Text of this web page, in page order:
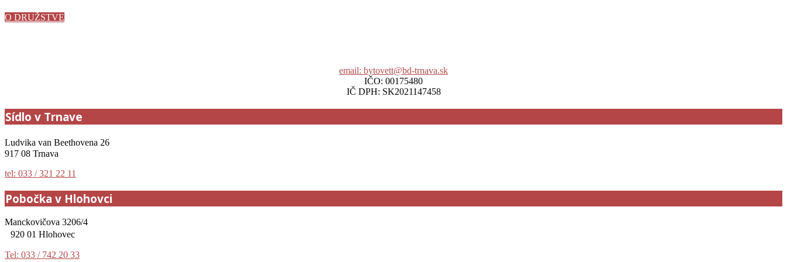
O DRUŽSTVE
email: bytovett@bd-trnava.sk
IČO: 00175480
IČ DPH: SK2021147458
Sídlo v Trnave
Ludvika van Beethovena 26
917 08 Trnava
tel: 033 / 321 22 11
Pobočka v Hlohovci
Manckovičova 3206/4
920 01 Hlohovec
Tel: 033 / 742 20 33